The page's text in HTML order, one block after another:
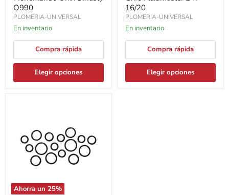
O990
PLOMERIA-UNIVERSAL
En inventario
Compra rápida
Elegir opciones
16/20
PLOMERIA-UNIVERSAL
En inventario
Compra rápida
Elegir opciones
Ahorra un 25%